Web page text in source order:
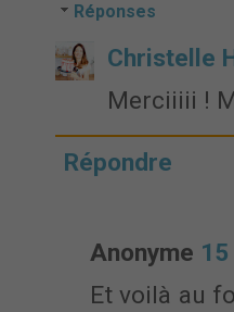
Réponses
Christelle
Merciiiii !
Répondre
Anonyme
Et voilà au